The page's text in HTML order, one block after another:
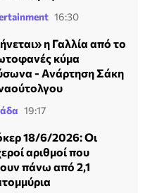
16:30
η Γαλλία από το
κύμα
- Ανάρτηση Σάκη
19:17
18/6/2026: Οι
αριθμοί που
πάνω από 2,1